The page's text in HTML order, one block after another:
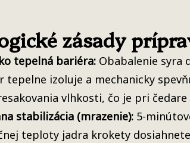
zásady
tepelná bariéra: Obabalenie syra
tepelne izoluje a mechanicky
vlhkosti, čo je pri
stabilizácia (mrazenie): 5-
teploty jadra krokety